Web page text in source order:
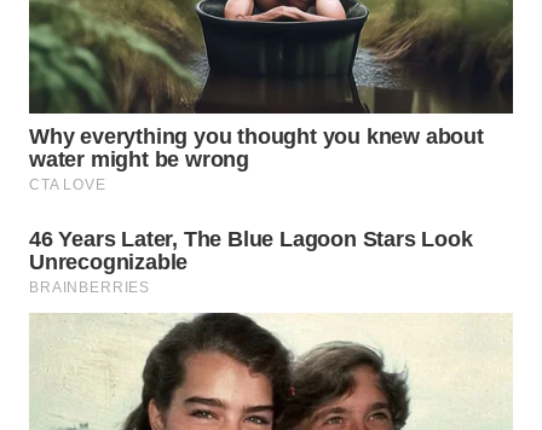
WN
KALTIM
SULSEL
WN
WN
SULUT
WN